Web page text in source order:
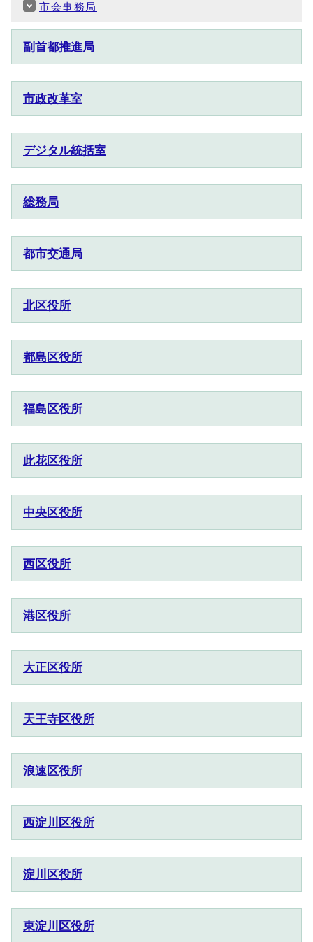
市会事務局
副首都推進局
市政改革室
デジタル統括室
総務局
都市交通局
北区役所
都島区役所
福島区役所
此花区役所
中央区役所
西区役所
港区役所
大正区役所
天王寺区役所
浪速区役所
西淀川区役所
淀川区役所
東淀川区役所